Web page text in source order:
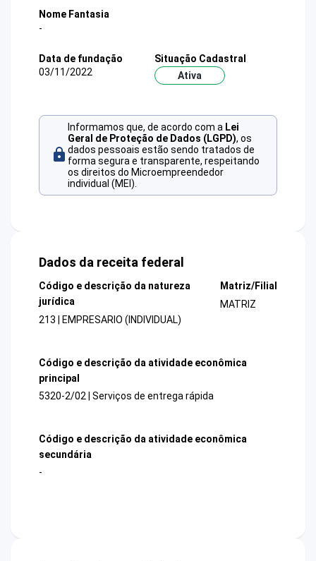
Nome Fantasia
-
Data de fundação
03/11/2022
Situação Cadastral
Ativa
Informamos que, de acordo com a Lei
Geral de Proteção de Dados (LGPD), os
dados pessoais estão sendo tratados de
forma segura e transparente, respeitando
os direitos do Microempreendedor
individual (MEI).
Dados da receita federal
Código e descrição da natureza
jurídica
213 | EMPRESARIO (INDIVIDUAL)
Matriz/Filial
MATRIZ
Código e descrição da atividade econômica
principal
5320-2/02 | Serviços de entrega rápida
Código e descrição da atividade econômica
secundária
-